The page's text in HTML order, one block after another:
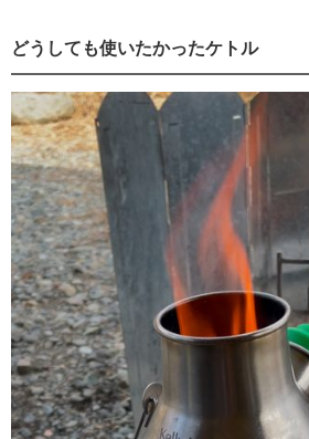
どうしても使いたかったケトル